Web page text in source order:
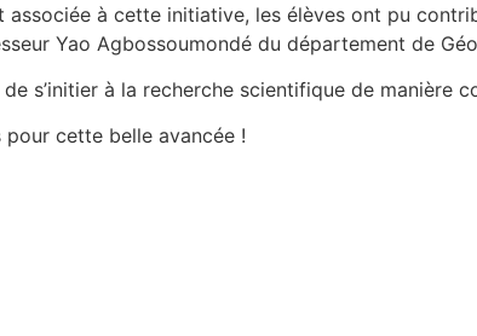
associée à cette initiative, les élèves ont pu
Yao Agbossoumondé du département de
s’initier à la recherche scientifique de
pour cette belle avancée !